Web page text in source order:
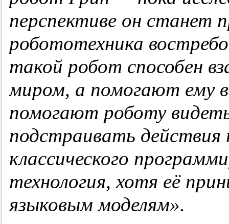
перспективе он станет
робототехника
такой робот способен
миром, а помогают ему
помогают роботу
подстраивать действия
классического
технология, хотя её
языковым моделям».